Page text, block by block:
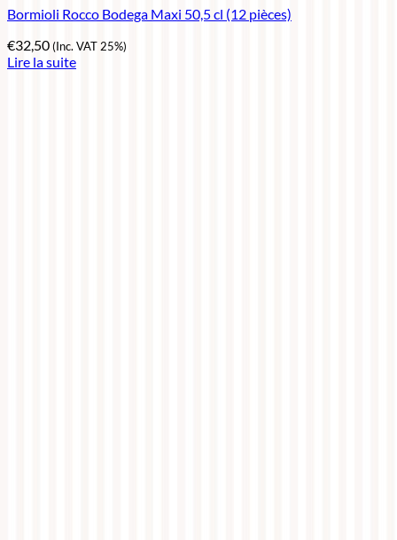
Bormioli Rocco Bodega Maxi 50,5 cl (12 pièces)
€32,50(Inc. VAT 25%)
Lire la suite